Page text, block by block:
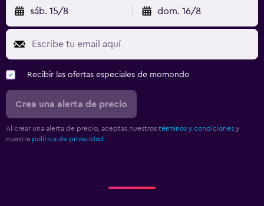
sáb. 15/8 dom. 16/8
Recibir las ofertas especiales de momondo
Crea una alerta de precio
Al crear una alerta de precio, aceptas nuestros términos y condiciones y
nuestra política de privacidad.